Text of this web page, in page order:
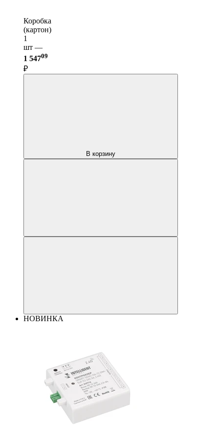
Коробка
(картон)
1
шт —
1 54709
₽
В корзину
НОВИНКА